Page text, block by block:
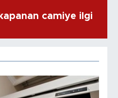
kapanan camiye ilgi